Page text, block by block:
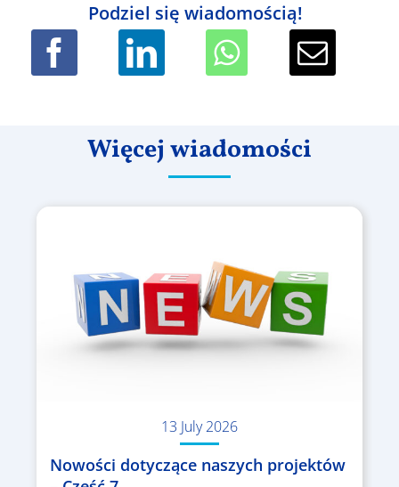
Podziel się wiadomością!
Więcej wiadomości
13 July 2026
Nowości dotyczące naszych projektów